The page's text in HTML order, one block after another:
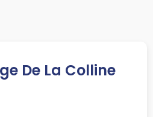
De La Colline